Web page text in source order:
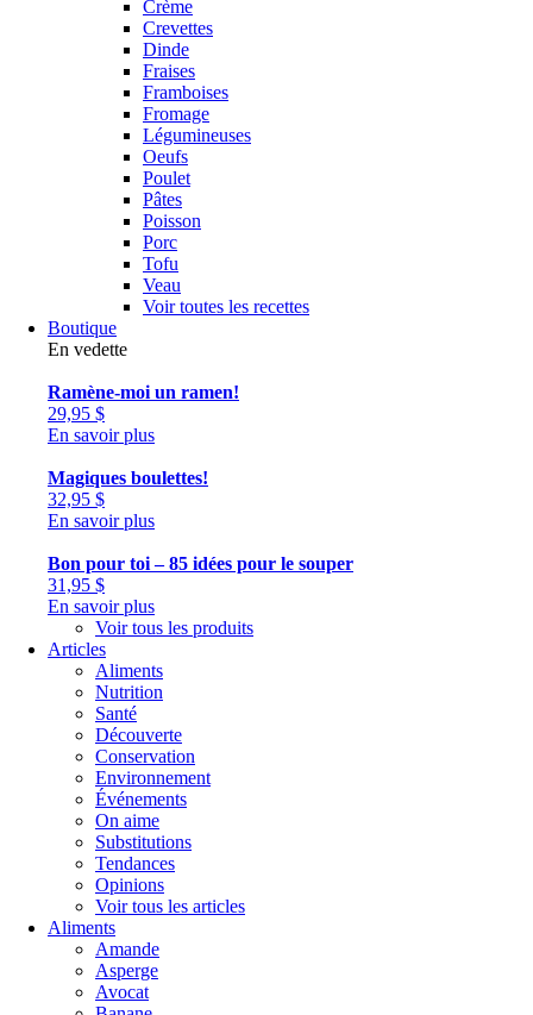
Crème
Crevettes
Dinde
Fraises
Framboises
Fromage
Légumineuses
Oeufs
Poulet
Pâtes
Poisson
Porc
Tofu
Veau
Voir toutes les recettes
Boutique
En vedette
Ramène-moi un ramen!
29,95 $
En savoir plus
Magiques boulettes!
32,95 $
En savoir plus
Bon pour toi – 85 idées pour le souper
31,95 $
En savoir plus
Voir tous les produits
Articles
Aliments
Nutrition
Santé
Découverte
Conservation
Environnement
Événements
On aime
Substitutions
Tendances
Opinions
Voir tous les articles
Aliments
Amande
Asperge
Avocat